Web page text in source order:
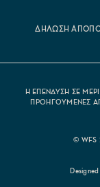
ΔΗΛΩΣΗ
Η ΕΠΕΝΔΥΣΗ ΣΕ
ΠΡΟΗΓΟΥΜΕΝΕΣ
© WFS